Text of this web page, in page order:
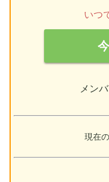
いつ
メン
現在